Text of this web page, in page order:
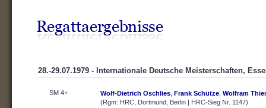
28.-29.07.1979 - Internationale Deutsche Meisterschaften,
SM 4+ Wolf-Dietrich Oschlies Frank Schütze Wolfram
(Rgm: HRC, Dortmund, Berlin | HRC-Sieg Nr. 1147)